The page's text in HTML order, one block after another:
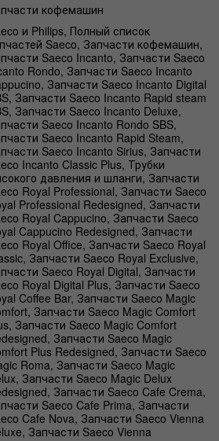
кофемашин
и Philips, Полный список
Saeco, Запчасти кофемашин,
Saeco Incanto, Запчасти Saeco
Rondo, Запчасти Saeco Incanto
Запчасти Saeco Incanto Digital
Запчасти Saeco Incanto Rapid steam
Запчасти Saeco Incanto Deluxe,
Saeco Incanto Rondo SBS,
Saeco Incanto Rapid Steam,
Saeco Incanto Sirius, Запчасти
Incanto Classic Plus, Трубки
давления и шланги, Запчасти
Royal Professional, Запчасти Saeco
Professional Redesigned, Запчасти
Royal Cappucino, Запчасти Saeco
Cappucino Redesigned, Запчасти
Royal Office, Запчасти Saeco Royal
Запчасти Saeco Royal Exclusive,
Saeco Royal Digital, Запчасти
Royal Digital Plus, Запчасти Saeco
Coffee Bar, Запчасти Saeco Magic
Запчасти Saeco Magic Comfort
Запчасти Saeco Magic Comfort
Запчасти Saeco Magic
Plus Redesigned, Запчасти Saeco
Roma, Запчасти Saeco Magic
Запчасти Saeco Magic Delux
Запчасти Saeco Cafe Crema,
Saeco Cafe Prima, Запчасти
Cafe Nova, Запчасти Saeco Vienna
Запчасти Saeco Vienna